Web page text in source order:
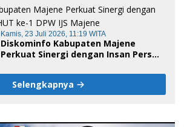
Jadi Embrio Pendirian Politeknik
Negeri Sulawesi Barat
Kamis, 23 Juli 2026, 11:19 WITA
Diskominfo Kabupaten Majene
Perkuat Sinergi dengan Insan Pers
Selengkapnya